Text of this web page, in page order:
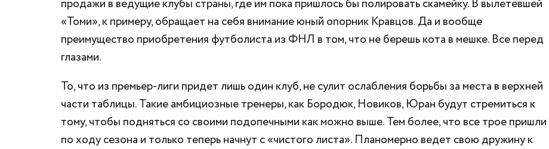
продажи в ведущие клубы страны, где им пока пришлось бы полировать скамейку. В вылетевшей
«Томи», к примеру, обращает на себя внимание юный опорник Кравцов. Да и вообще
преимущество приобретения футболиста из ФНЛ в том, что не берешь кота в мешке. Все перед
глазами.
То, что из премьер-лиги придет лишь один клуб, не сулит ослабления борьбы за места в верхней
части таблицы. Такие амбициозные тренеры, как Бородюк, Новиков, Юран будут стремиться к
тому, чтобы подняться со своими подопечными как можно выше. Тем более, что все трое пришли
по ходу сезона и только теперь начнут с «чистого листа». Планомерно ведет свою дружину к